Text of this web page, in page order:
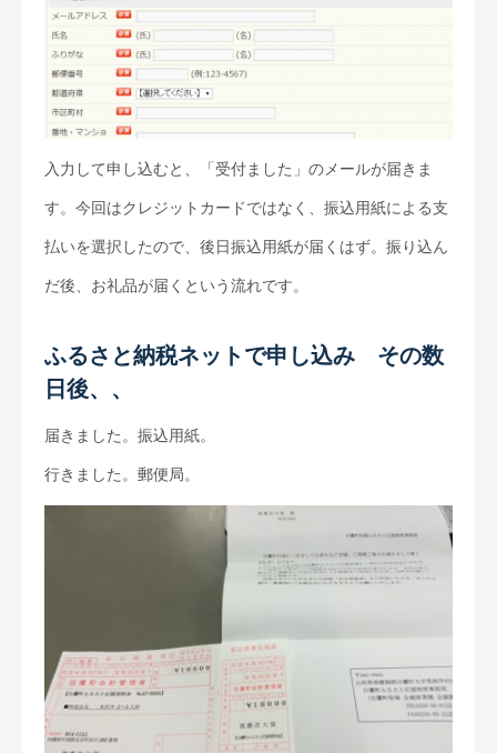
入力して申し込むと、「受付ました」のメールが届きま
す。今回はクレジットカードではなく、振込用紙による支
払いを選択したので、後日振込用紙が届くはず。振り込ん
だ後、お礼品が届くという流れです。
ふるさと納税ネットで申し込み その数
日後、、
届きました。振込用紙。
行きました。郵便局。